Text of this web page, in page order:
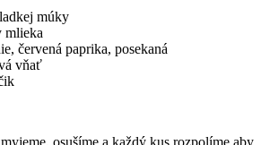
múky
mlieka
červená paprika, posekaná
vňať
osušíme a každý kus rozpolíme aby